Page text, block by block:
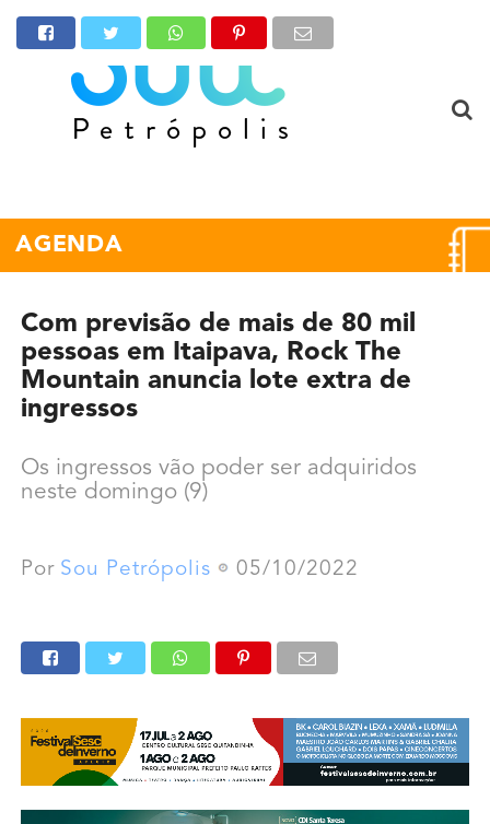
AGENDA
Com previsão de mais de 80 mil
pessoas em Itaipava, Rock The
Mountain anuncia lote extra de
ingressos
Os ingressos vão poder ser adquiridos
neste domingo (9)
Por Sou Petrópolis 05/10/2022